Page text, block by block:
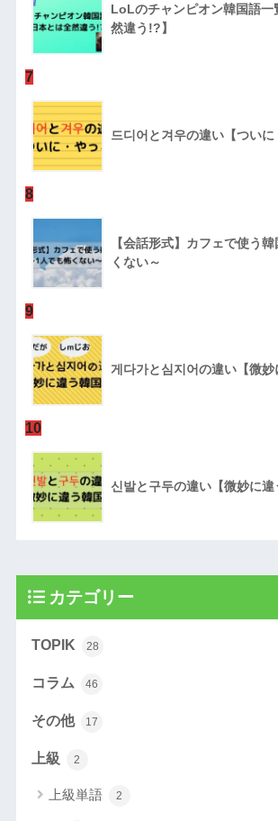
LoLのチャンピオン韓国語一
然違う!?】
7
드디어と겨우の違い【ついに
8
【会話形式】カフェで使う
くない～
9
게다가と심지어の違い【微妙
10
신발と구두の違い【微妙に違
カテゴリー
TOPIK 28
コラム 46
その他 17
上級 2
上級単語 2